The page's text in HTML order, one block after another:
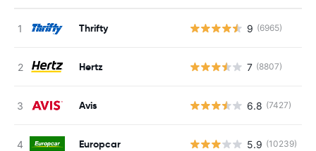
Thrifty 9 (6965)
Hertz 7 (8807)
Avis 6.8 (7427)
Europcar 5.9 (10239)